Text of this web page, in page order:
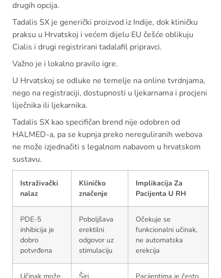
drugih opcija.
Tadalis SX je generički proizvod iz Indije, dok kliničku
praksu u Hrvatskoj i većem dijelu EU češće oblikuju
Cialis i drugi registrirani tadalafil pripravci.
Važno je i lokalno pravilo igre.
U Hrvatskoj se odluke ne temelje na online tvrdnjama,
nego na registraciji, dostupnosti u ljekarnama i procjeni
liječnika ili ljekarnika.
Tadalis SX kao specifičan brend nije odobren od
HALMED-a, pa se kupnja preko nereguliranih webova
ne može izjednačiti s legalnom nabavom u hrvatskom
sustavu.
Istraživački
nalaz
Kliničko
značenje
Implikacija Za
Pacijenta U RH
PDE-5
inhibicija je
dobro
potvrđena
Poboljšava
erektilni
odgovor uz
stimulaciju
Očekuje se
funkcionalni učinak,
ne automatska
erekcija